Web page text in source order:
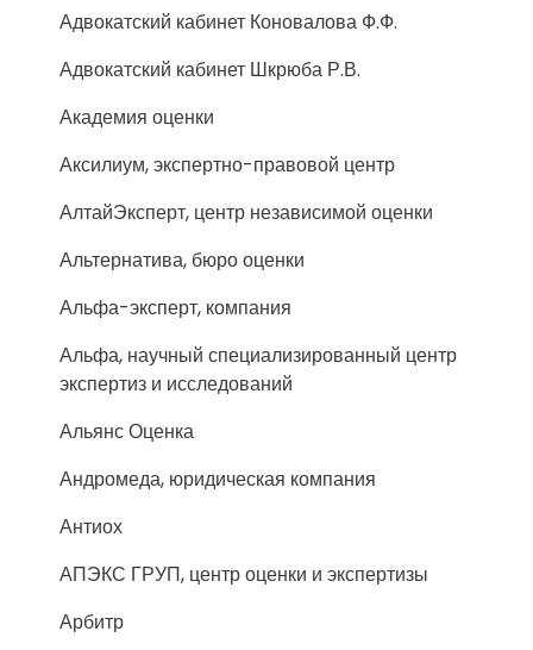
Адвокатский кабинет Коновалова Ф.Ф.
Адвокатский кабинет Шкрюба Р.В.
Академия оценки
Аксилиум, экспертно-правовой центр
АлтайЭксперт, центр независимой оценки
Альтернатива, бюро оценки
Альфа-эксперт, компания
Альфа, научный специализированный центр
экспертиз и исследований
Альянс Оценка
Андромеда, юридическая компания
Антиох
АПЭКС ГРУП, центр оценки и экспертизы
Арбитр